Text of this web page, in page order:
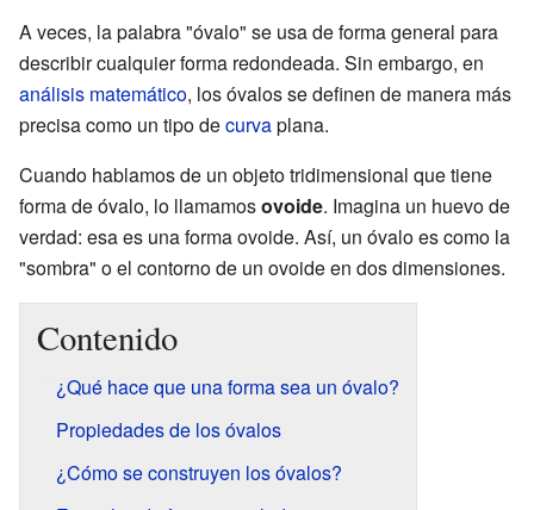
A veces, la palabra "óvalo" se usa de forma general para
describir cualquier forma redondeada. Sin embargo, en
análisis matemático, los óvalos se definen de manera más
precisa como un tipo decurvaplana.
Cuando hablamos de un objeto tridimensional que tiene
forma de óvalo, lo llamamosovoide. Imagina un huevo de
verdad: esa es una forma ovoide. Así, un óvalo es como la
"sombra" o el contorno de un ovoide en dos dimensiones.
Contenido
¿Qué hace que una forma sea un óvalo?
Propiedades de los óvalos
¿Cómo se construyen los óvalos?